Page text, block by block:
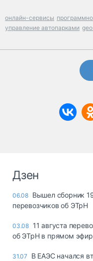
онлайн-сервисы
управление автопарками
Дзен
06.08 Вышел сборник
перевозчиков об ЭТрН
03.08 11 августа
об ЭТрН в прямом
31.07
В ЕАЭС начался